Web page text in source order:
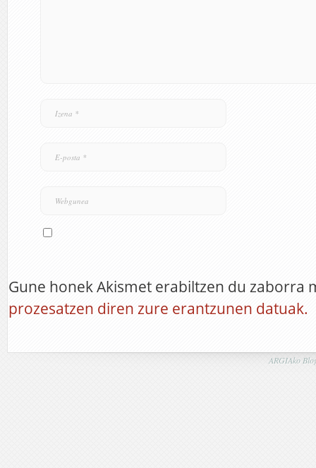
Gune honek Akismet erabiltzen du zaborra
prozesatzen diren zure erantzunen datuak.
ARGIAko